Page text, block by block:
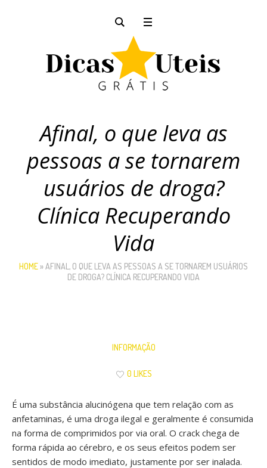
Afinal, o que leva as
pessoas a se tornarem
usuários de droga?
Clínica Recuperando
Vida
HOME»AFINAL, O QUE LEVA AS PESSOAS A SE TORNAREM USUÁRIOS
DE DROGA? CLÍNICA RECUPERANDO VIDA
INFORMAÇÃO
0 LIKES
É uma substância alucinógena que tem relação com as
anfetaminas, é uma droga ilegal e geralmente é consumida
na forma de comprimidos por via oral. O crack chega de
forma rápida ao cérebro, e os seus efeitos podem ser
sentidos de modo imediato, justamente por ser inalada.